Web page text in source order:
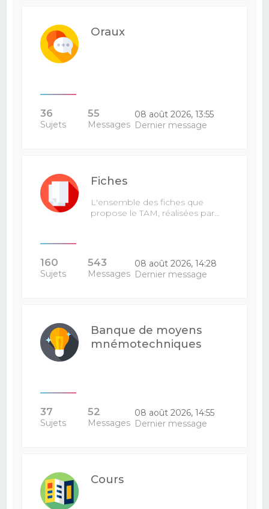
Oraux
36
Sujets
55
Messages
08 août 2026, 13:55
Dernier message
Fiches
L'ensemble des fiches que
propose le TAM, réalisées par…
160
Sujets
543
Messages
08 août 2026, 14:28
Dernier message
Banque de moyens
mnémotechniques
37
Sujets
52
Messages
08 août 2026, 14:55
Dernier message
Cours